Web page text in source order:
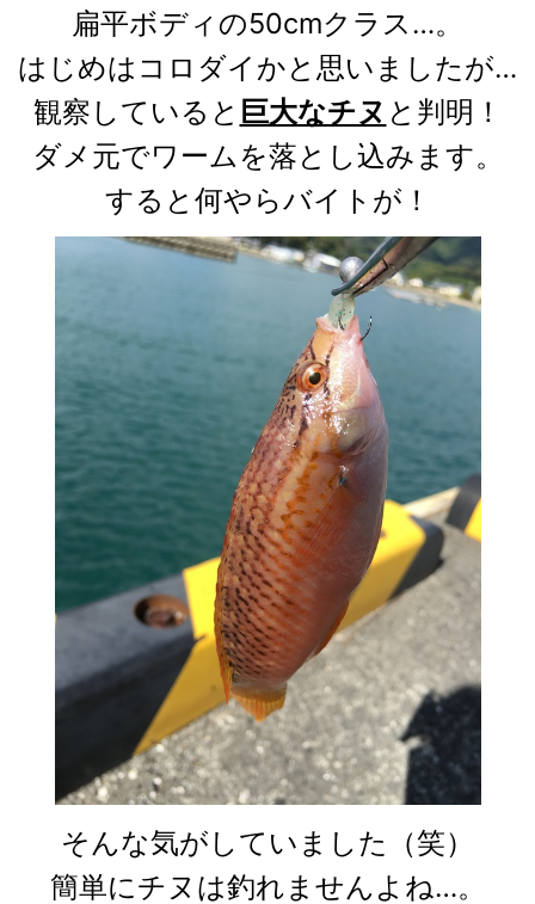
扁平ボディの50cmクラス…。
はじめはコロダイかと思いましたが…
観察していると 巨大なチヌ と判明！
ダメ元でワームを落とし込みます。
すると何やらバイトが！
そんな気がしていました（笑）
簡単にチヌは釣れませんよね…。